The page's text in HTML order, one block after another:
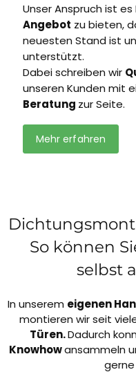
Unser Anspruch ist es
Angebot zu bieten,
neuesten Stand ist
unterstützt.
Dabei schreiben wir
unseren Kunden mit
Beratung zur Seite.
Mehr erfahren
So können
selbst
In unserem eigenen
montieren wir seit
Türen.Dadurch
Knowhowansammeln